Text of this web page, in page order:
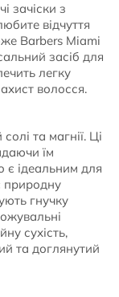
зачіски з
відчуття
Barbers Miami
засіб для
легку
волосся.
та магнії. Ці
їм
є ідеальним для
природну
гнучку
сухість,
та доглянутий